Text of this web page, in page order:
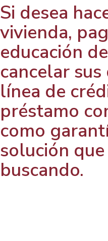
Si desea
vivienda,
educación
cancelar sus
línea de
préstamo
como
solución
buscando.